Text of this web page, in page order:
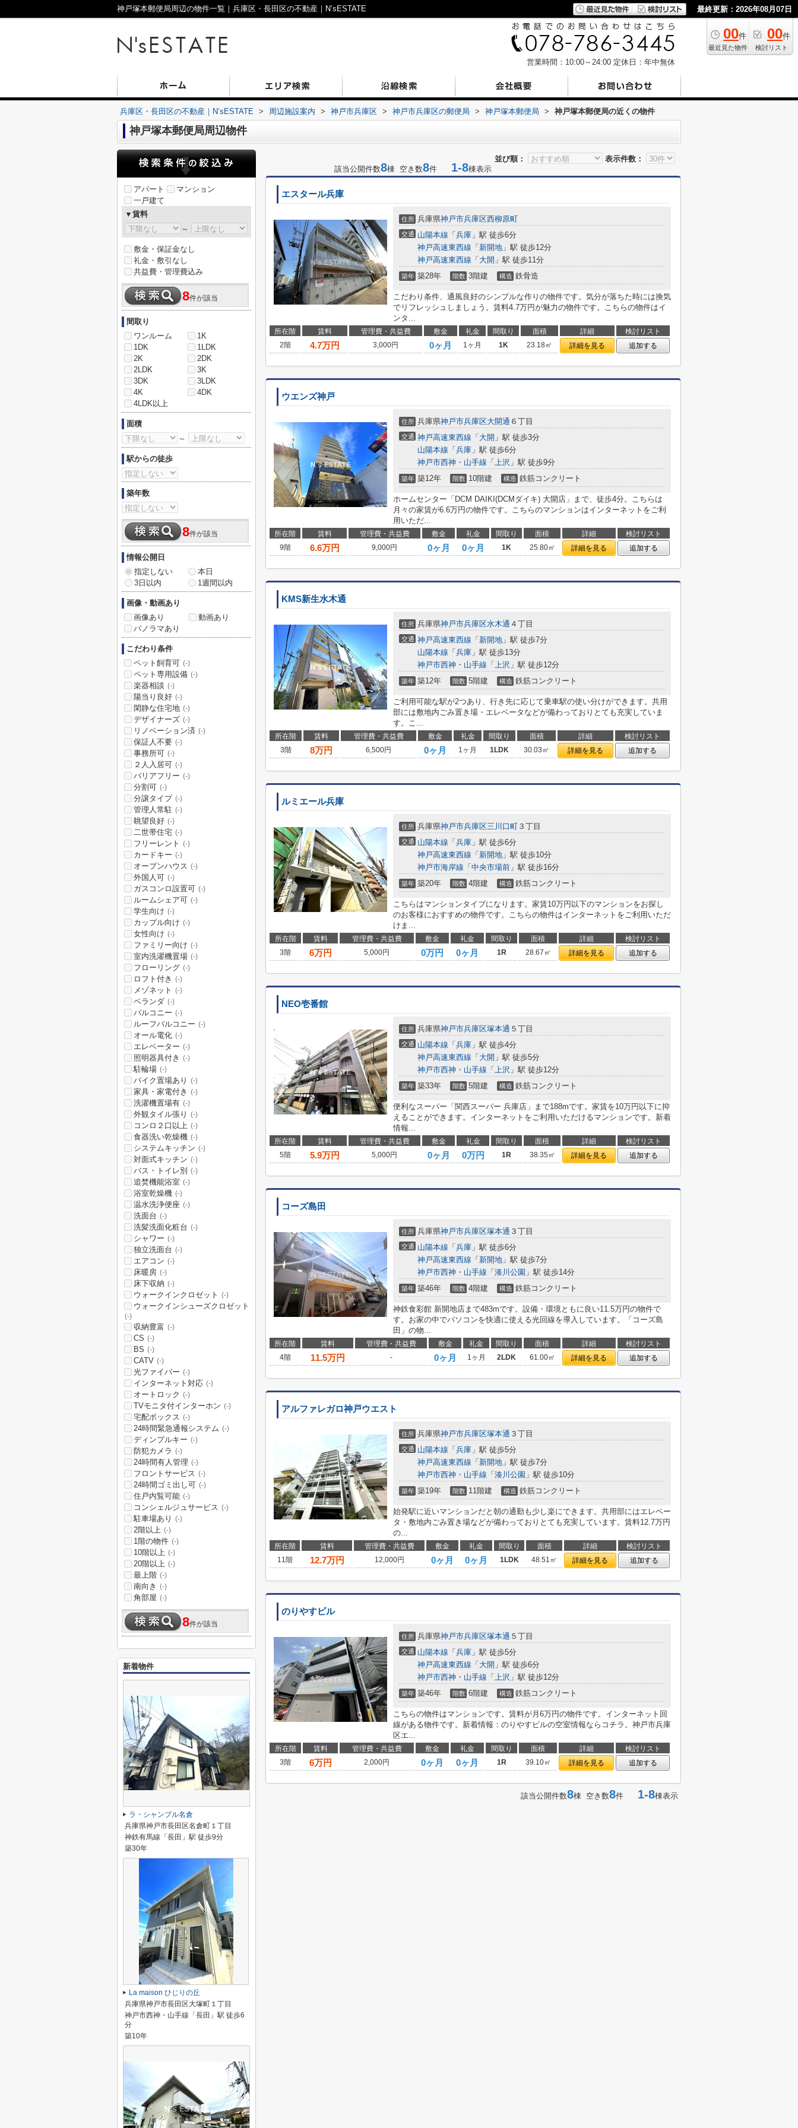
神戸塚本郵便局周辺の物件一覧｜兵庫区・長田区の不動産｜N’sESTATE 最終更新：2026年08月07日
00件
最近見た物件
00件
検討リスト
営業時間：10:00～24:00 定休日：年中無休
兵庫区・長田区の不動産｜N’sESTATE > 周辺施設案内 > 神戸市兵庫区 > 神戸市兵庫区の郵便局 > 神戸塚本郵便局 > 神戸塚本郵便局の近くの物件
神戸塚本郵便局周辺物件
並び順：
表示件数：
該当公開件数8棟 空き数8件 1-8棟表示
エスタール兵庫
住所 兵庫県神戸市兵庫区西柳原町
交通 山陽本線 「 兵庫 」駅 徒歩6分
神戸高速東西線 「 新開地 」駅 徒歩12分
神戸高速東西線 「 大開 」駅 徒歩11分
築年 築28年 階数 3階建 構造 鉄骨造
こだわり条件、通風良好のシンプルな作りの物件です。気分が落ちた時には換気
でリフレッシュしましょう。賃料4.7万円が魅力の物件です。こちらの物件はイ
ンタ...
所在階 賃料 管理費・共益費 敷金 礼金 間取り 面積 詳細
検討リスト
2階
4.7万円 3,000円 0ヶ月 1ヶ月 1K 23.18㎡ 詳細を見る 追加する
ウエンズ神戸
住所 兵庫県神戸市兵庫区大開通 ６丁目
交通 神戸高速東西線 「 大開 」駅 徒歩3分
山陽本線 「 兵庫 」駅 徒歩6分
神戸市西神・山手線 「 上沢 」駅 徒歩9分
築年 築12年 階数 10階建 構造 鉄筋コンクリート
ホームセンター「DCM DAIKI(DCMダイキ) 大開店」まで、徒歩4分。こちらは
月々の家賃が6.6万円の物件です。こちらのマンションはインターネットをご利
用いただ...
所在階 賃料 管理費・共益費 敷金 礼金 間取り 面積 詳細
検討リスト
9階
6.6万円 9,000円 0ヶ月 0ヶ月 1K 25.80㎡ 詳細を見る 追加する
KMS新生水木通
住所 兵庫県神戸市兵庫区水木通 ４丁目
交通 神戸高速東西線 「 新開地 」駅 徒歩7分
山陽本線 「 兵庫 」駅 徒歩13分
神戸市西神・山手線 「 上沢 」駅 徒歩12分
築年 築12年 階数 5階建 構造 鉄筋コンクリート
ご利用可能な駅が2つあり、行き先に応じて乗車駅の使い分けができます。共用
部には敷地内ごみ置き場・エレベータなどが備わっておりとても充実していま
す。こ...
所在階 賃料 管理費・共益費 敷金 礼金 間取り 面積 詳細
検討リスト
3階
8万円 6,500円 0ヶ月 1ヶ月 1LDK 30.03㎡ 詳細を見る 追加する
ルミエール兵庫
住所 兵庫県神戸市兵庫区三川口町 ３丁目
交通 山陽本線 「 兵庫 」駅 徒歩6分
神戸高速東西線 「 新開地 」駅 徒歩10分
神戸市海岸線 「 中央市場前 」駅 徒歩16分
築年 築20年 階数 4階建 構造 鉄筋コンクリート
こちらはマンションタイプになります。家賃10万円以下のマンションをお探し
のお客様におすすめの物件です。こちらの物件はインターネットをご利用いただ
けま...
所在階 賃料 管理費・共益費 敷金 礼金 間取り 面積 詳細
検討リスト
3階
6万円 5,000円 0万円 0ヶ月 1R 28.67㎡ 詳細を見る 追加する
NEO壱番館
住所 兵庫県神戸市兵庫区塚本通 ５丁目
交通 山陽本線 「 兵庫 」駅 徒歩4分
神戸高速東西線 「 大開 」駅 徒歩5分
神戸市西神・山手線 「 上沢 」駅 徒歩12分
築年 築33年 階数 5階建 構造 鉄筋コンクリート
便利なスーパー「関西スーパー 兵庫店」まで188mです。家賃を10万円以下に抑
えることができます。インターネットをご利用いただけるマンションです。新着
情報...
所在階 賃料 管理費・共益費 敷金 礼金 間取り 面積 詳細
検討リスト
5階
5.9万円 5,000円 0ヶ月 0万円 1R 38.35㎡ 詳細を見る 追加する
コーズ島田
住所 兵庫県神戸市兵庫区塚本通 ３丁目
交通 山陽本線 「 兵庫 」駅 徒歩6分
神戸高速東西線 「 新開地 」駅 徒歩7分
神戸市西神・山手線 「 湊川公園 」駅 徒歩14分
築年 築46年 階数 4階建 構造 鉄筋コンクリート
神鉄食彩館 新開地店まで483mです。設備・環境ともに良い11.5万円の物件で
す。お家の中でパソコンを快適に使える光回線を導入しています。「コーズ島
田」の物...
所在階 賃料 管理費・共益費 敷金 礼金 間取り 面積 詳細
検討リスト
4階
11.5万円 - 0ヶ月 1ヶ月 2LDK 61.00㎡ 詳細を見る 追加する
アルファレガロ神戸ウエスト
住所 兵庫県神戸市兵庫区塚本通 ３丁目
交通 山陽本線 「 兵庫 」駅 徒歩5分
神戸高速東西線 「 新開地 」駅 徒歩7分
神戸市西神・山手線 「 湊川公園 」駅 徒歩10分
築年 築19年 階数 11階建 構造 鉄筋コンクリート
始発駅に近いマンションだと朝の通勤も少し楽にできます。共用部にはエレベー
タ・敷地内ごみ置き場などが備わっておりとても充実しています。賃料12.7万円
の...
所在階 賃料 管理費・共益費 敷金 礼金 間取り 面積 詳細
検討リスト
11階
12.7万円 12,000円 0ヶ月 0ヶ月 1LDK 48.51㎡ 詳細を見る 追加する
のりやすビル
住所 兵庫県神戸市兵庫区塚本通 ５丁目
交通 山陽本線 「 兵庫 」駅 徒歩5分
神戸高速東西線 「 大開 」駅 徒歩6分
神戸市西神・山手線 「 上沢 」駅 徒歩12分
築年 築46年 階数 6階建 構造 鉄筋コンクリート
こちらの物件はマンションです。賃料が月6万円の物件です。インターネット回
線がある物件です。新着情報：のりやすビルの空室情報ならコチラ。神戸市兵庫
区エ...
所在階 賃料 管理費・共益費 敷金 礼金 間取り 面積 詳細
検討リスト
3階
6万円 2,000円 0ヶ月 0ヶ月 1R 39.10㎡ 詳細を見る 追加する
該当公開件数8棟 空き数8件 1-8棟表示
アパート
マンション
一戸建て
▼賃料
～
敷金・保証金なし
礼金・敷引なし
共益費・管理費込み
8件が該当
間取り
ワンルーム
1K
1DK
1LDK
2K
2DK
2LDK
3K
3DK
3LDK
4K
4DK
4LDK以上
面積
～
駅からの徒歩
築年数
8件が該当
情報公開日
指定しない
本日
3日以内
1週間以内
画像・動画あり
画像あり
動画あり
パノラマあり
こだわり条件
ペット飼育可 (-)
ペット専用設備 (-)
楽器相談 (-)
陽当り良好 (-)
閑静な住宅地 (-)
デザイナーズ (-)
リノベーション済 (-)
保証人不要 (-)
事務所可 (-)
２人入居可 (-)
バリアフリー (-)
分割可 (-)
分譲タイプ (-)
管理人常駐 (-)
眺望良好 (-)
二世帯住宅 (-)
フリーレント (-)
カードキー (-)
オープンハウス (-)
外国人可 (-)
ガスコンロ設置可 (-)
ルームシェア可 (-)
学生向け (-)
カップル向け (-)
女性向け (-)
ファミリー向け (-)
室内洗濯機置場 (-)
フローリング (-)
ロフト付き (-)
メゾネット (-)
ベランダ (-)
バルコニー (-)
ルーフバルコニー (-)
オール電化 (-)
エレベーター (-)
照明器具付き (-)
駐輪場 (-)
バイク置場あり (-)
家具・家電付き (-)
洗濯機置場有 (-)
外観タイル張り (-)
コンロ２口以上 (-)
食器洗い乾燥機 (-)
システムキッチン (-)
対面式キッチン (-)
バス・トイレ別 (-)
追焚機能浴室 (-)
浴室乾燥機 (-)
温水洗浄便座 (-)
洗面台 (-)
洗髪洗面化粧台 (-)
シャワー (-)
独立洗面台 (-)
エアコン (-)
床暖房 (-)
床下収納 (-)
ウォークインクロゼット (-)
ウォークインシューズクロゼット
(-)
収納豊富 (-)
CS (-)
BS (-)
CATV (-)
光ファイバー (-)
インターネット対応 (-)
オートロック (-)
TVモニタ付インターホン (-)
宅配ボックス (-)
24時間緊急通報システム (-)
ディンプルキー (-)
防犯カメラ (-)
24時間有人管理 (-)
フロントサービス (-)
24時間ゴミ出し可 (-)
住戸内覧可能 (-)
コンシェルジュサービス (-)
駐車場あり (-)
2階以上 (-)
1階の物件 (-)
10階以上 (-)
20階以上 (-)
最上階 (-)
南向き (-)
角部屋 (-)
8件が該当
新着物件
ラ・シャンブル名倉
兵庫県神戸市長田区名倉町１丁目
神鉄有馬線「長田」駅 徒歩9分
築30年
La maison ひじりの丘
兵庫県神戸市長田区大塚町１丁目
神戸市西神・山手線「長田」駅 徒歩6
分
築10年